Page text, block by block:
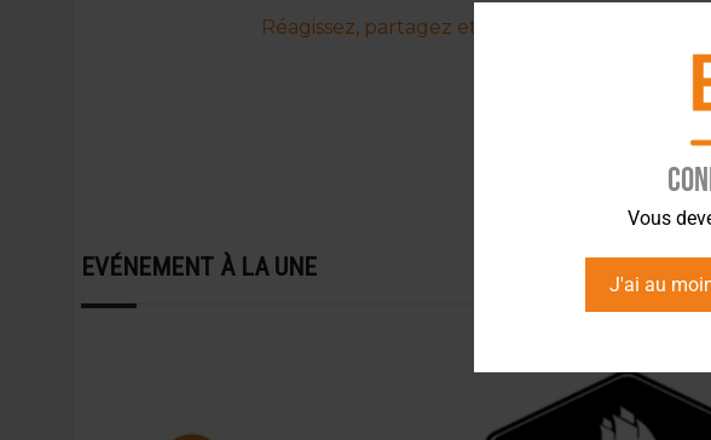
Vous
J'ai au
Réagissez, partagez et commentez l’info
EVÉNEMENT À LA UNE